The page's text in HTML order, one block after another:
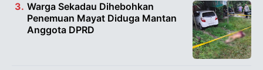
Warga Sekadau Dihebohkan
Penemuan Mayat Diduga Mantan
Anggota DPRD